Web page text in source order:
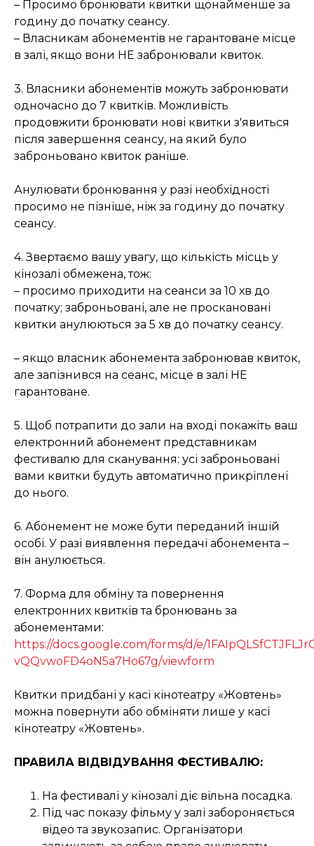
– Просимо бронювати квитки щонайменше за
годину до початку сеансу.
– Власникам абонементів не гарантоване місце
в залі, якщо вони НЕ забронювали квиток.
3. Власники абонементів можуть забронювати
одночасно до 7 квитків. Можливість
продовжити бронювати нові квитки з'явиться
після завершення сеансу, на який було
заброньовано квиток раніше.
Анулювати бронювання у разі необхідності
просимо не пізніше, ніж за годину до початку
сеансу.
4. Звертаємо вашу увагу, що кількість місць у
кінозалі обмежена, тож:
– просимо приходити на сеанси за 10 хв до
початку; заброньовані, але не проскановані
квитки анулюються за 5 хв до початку сеансу.
– якщо власник абонемента забронював квиток,
але запізнився на сеанс, місце в залі НЕ
гарантоване.
5. Щоб потрапити до зали на вході покажіть ваш
електронний абонемент представникам
фестивалю для сканування: усі заброньовані
вами квитки будуть автоматично прикріплені
до нього.
6. Абонемент не може бути переданий іншій
особі. У разі виявлення передачі абонемента –
він анулюється.
7. Форма для обміну та повернення
електронних квитків та бронювань за
абонементами:
https://docs.google.com/forms/d/e/
vQQvwoFD4oN5a7Ho67g/viewform
Квитки придбані у касі кінотеатру «Жовтень»
можна повернути або обміняти лише у касі
кінотеатру «Жовтень».
ПРАВИЛА ВІДВІДУВАННЯ ФЕСТИВАЛЮ:
На фестивалі у кінозалі діє вільна посадка.
Під час показу фільму у залі забороняється
відео та звукозапис. Організатори